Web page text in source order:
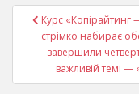
Навігація
записів
Курс «Копірайтинг
стрімко набирає
завершили
важливій темі —